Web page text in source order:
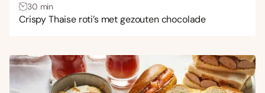
30 min
Crispy Thaise roti’s met gezouten chocolade